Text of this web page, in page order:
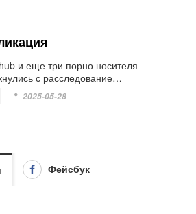
и еще три порно носителя
с расследование…
2025-05-28
Фейсбук